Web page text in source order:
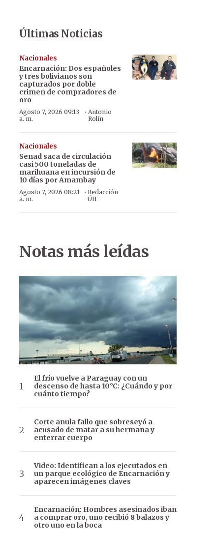
Últimas Noticias
Nacionales
Encarnación: Dos españoles
y tres bolivianos son
capturados por doble
crimen de compradores de
oro
Agosto 7, 2026 09:13
a. m.
·Antonio
Rolín
Nacionales
Senad saca de circulación
casi 500 toneladas de
marihuana en incursión de
10 días por Amambay
Agosto 7, 2026 08:21
a. m.
·Redacción
ÚH
Notas más leídas
El frío vuelve a Paraguay con un
descenso de hasta 10°C: ¿Cuándo y por
cuánto tiempo?
Corte anula fallo que sobreseyó a
acusado de matar a su hermana y
enterrar cuerpo
Video: Identifican a los ejecutados en
un parque ecológico de Encarnación y
aparecen imágenes claves
Encarnación: Hombres asesinados iban
a comprar oro, uno recibió 8 balazos y
otro uno en la boca